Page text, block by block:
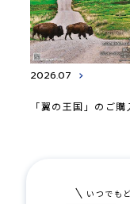
2026.07
「翼の王国」のご
いつでも